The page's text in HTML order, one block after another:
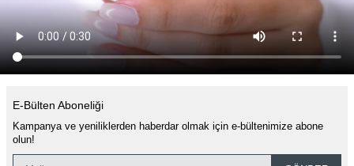
E-Bülten Aboneliği
Kampanya ve yeniliklerden haberdar olmak için e-bültenimize abone
olun!